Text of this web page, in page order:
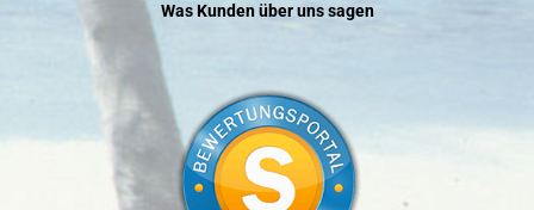
Was Kunden über uns sagen